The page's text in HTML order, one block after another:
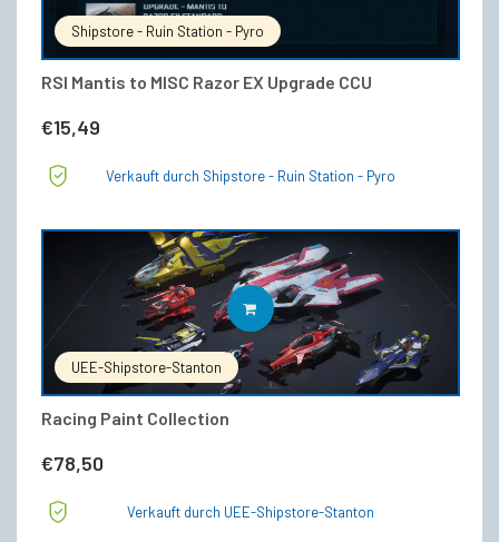
Shipstore - Ruin Station - Pyro
RSI Mantis to MISC Razor EX Upgrade CCU
€15,49
Verkauft durch Shipstore - Ruin Station - Pyro
UEE-Shipstore-Stanton
Racing Paint Collection
€78,50
IN DEN WARENKORB
Verkauft durch UEE-Shipstore-Stanton